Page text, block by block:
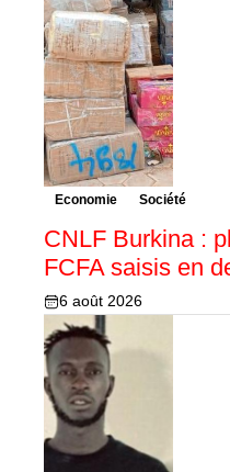
Economie Société
CNLF Burkina :
FCFA saisis en
6 août 2026